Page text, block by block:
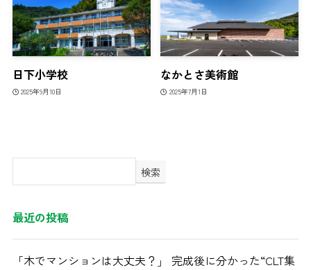
日下小学校
2025年9月10日
なかとさ美術館
2025年7月1日
検索
最近の投稿
「木でマンションは大丈夫？」 完成後に分かった“CLT集